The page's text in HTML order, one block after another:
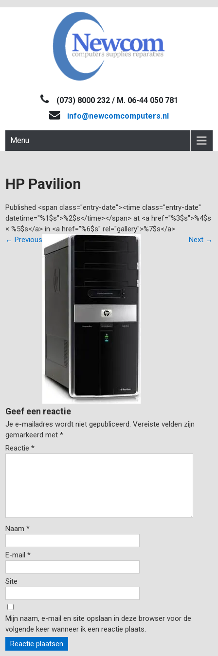
NEWCOM(073) 8000 232 / M. 06-44 050 781
info@newcomcomputers.nl
Menu
HP Pavilion
Published <span class="entry-date"><time class="entry-date"
datetime="%1$s">%2$s</time></span> at <a href="%3$s">%4$s
× %5$s</a> in <a href="%6$s" rel="gallery">%7$s</a>
← Previous Next →
Geef een reactie
Je e-mailadres wordt niet gepubliceerd. Vereiste velden zijn
gemarkeerd met*
Reactie*
Naam*
E-mail*
Site
Mijn naam, e-mail en site opslaan in deze browser voor de
volgende keer wanneer ik een reactie plaats.